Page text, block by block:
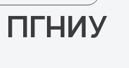
ПГНИУ